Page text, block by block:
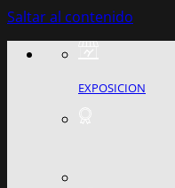
Saltar al contenido
EXPOSICION